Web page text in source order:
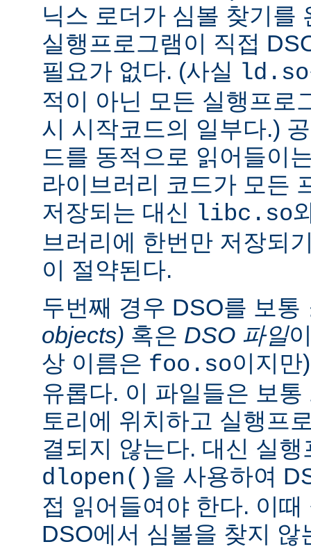
닉스 로더가 심볼 찾기를
실행프로그램이 직접
필요가 없다. (사실
ld.so
적이 아닌 모든 실행프로
시 시작코드의 일부다.)
드를 동적으로 읽어들이
라이브러리 코드가 모든
저장되는 대신
libc.so
브러리에 한번만 저장되
이 절약된다.
두번째 경우 DSO를 보통
objects) 혹은 DSO 파일
상 이름은 foo.so이지만
유롭다. 이 파일들은 보
토리에 위치하고 실행프
결되지 않는다. 대신 실
dlopen()을 사용하여
접 읽어들여야 한다. 이
DSO에서 심볼을 찾지 않